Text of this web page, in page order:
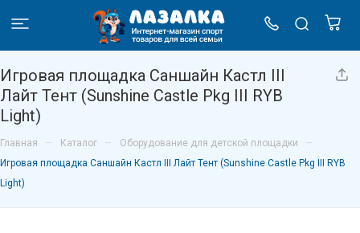
Игровая площадка Саншайн Кастл III
Лайт Тент (Sunshine Castle Pkg III RYB
Light)
Главная – Каталог – Оборудование для детской площадки –
Игровая площадка Саншайн Кастл III Лайт Тент (Sunshine Castle Pkg III RYB
Light)